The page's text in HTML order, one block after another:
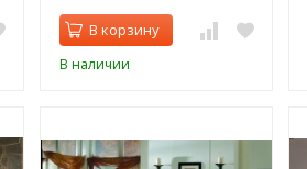
В корзину
В наличии